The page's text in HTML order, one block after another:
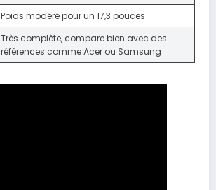
Poids modéré pour un 17,3 pouces
Très complète, compare bien avec des
références comme Acer ou Samsung